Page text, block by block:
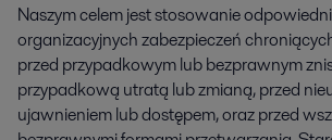
Naszym celem jest stosowanie
organizacyjnych zabezpieczeń
przed przypadkowym lub bezprawnym
przypadkową utratą lub zmianą, przed
ujawnieniem lub dostępem, oraz przed